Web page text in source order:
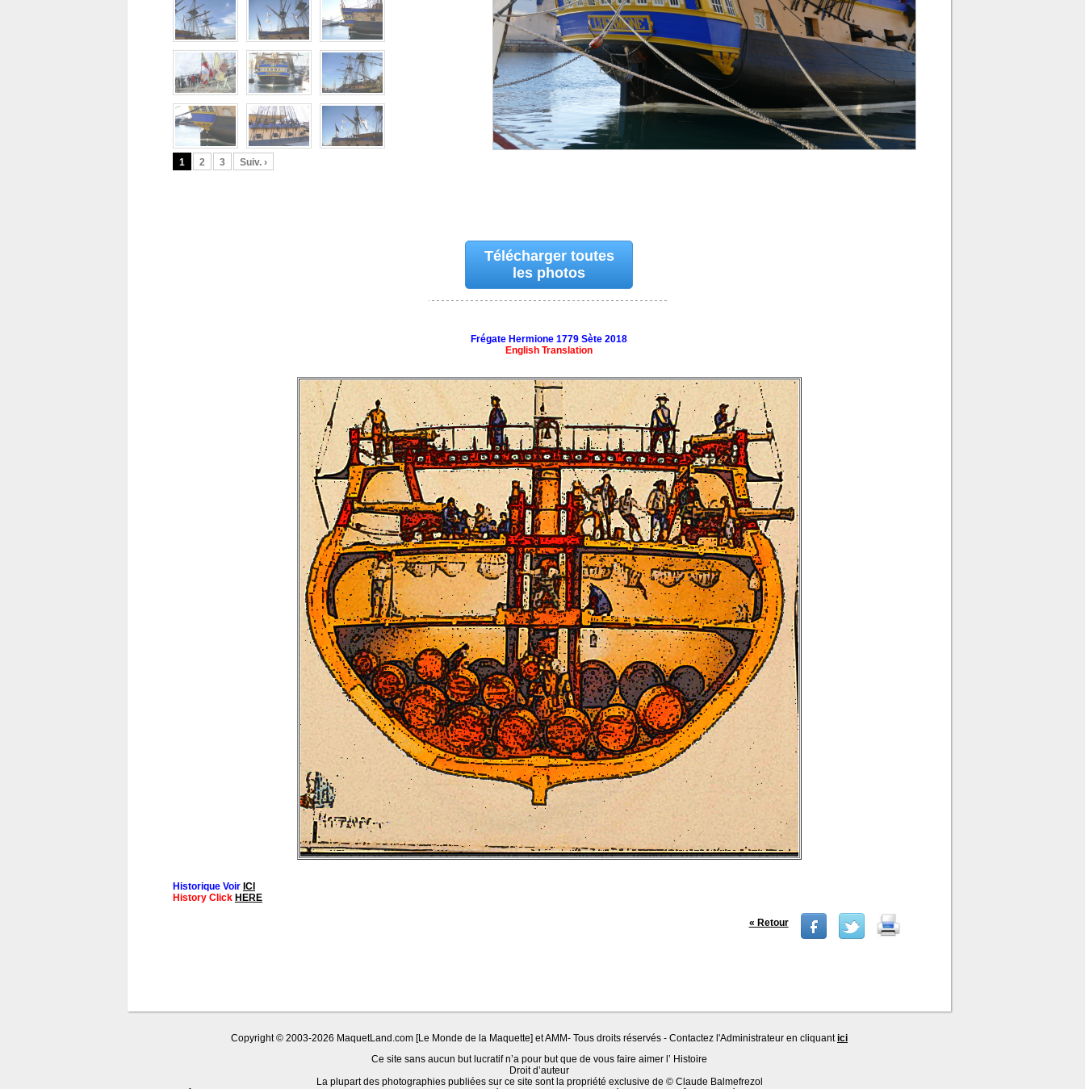
1 2 3 Suiv. ›
Télécharger toutes
les photos
Frégate Hermione 1779 Sète 2018
English Translation
Historique Voir ICI
History Click HERE
« Retour
Copyright © 2003-2026 MaquetLand.com [Le Monde de la Maquette] et AMM- Tous droits réservés - Contactez l'Administrateur en cliquantici
Ce site sans aucun but lucratif n’a pour but que de vous faire aimer l’ Histoire
Droit d’auteur
La plupart des photographies publiées sur ce site sont la propriété exclusive de © Claude Balmefrezol